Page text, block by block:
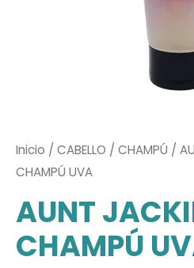
Inicio / CABELLO / CHAMPÚ /
CHAMPÚ UVA
AUNT
CHAMPÚ